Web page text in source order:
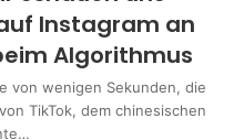
Instagram an
Algorithmus
von wenigen Sekunden, die
TikTok, dem chinesischen